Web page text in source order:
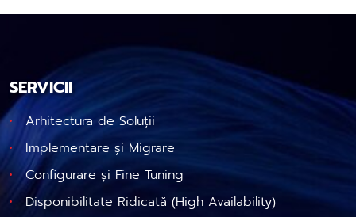
SERVICII
Arhitectura de Soluții
Implementare și Migrare
Configurare și Fine Tuning
Disponibilitate Ridicată (High Availability)